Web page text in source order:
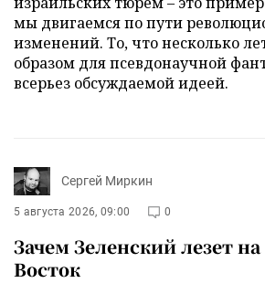
мы двигаемся по пути
изменений. То, что несколько
образом для псевдонаучной
всерьез обсуждаемой идеей.
Сергей Миркин
5 августа 2026, 09:00 0
Зачем Зеленский лезет
Восток